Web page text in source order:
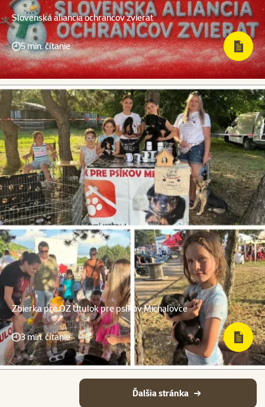
Slovenská aliancia ochrancov zvierat
5 min. čítanie
Zbierka pre OZ Útulok pre psíkov Michalovce
3 min. čítanie
Ďalšia stránka